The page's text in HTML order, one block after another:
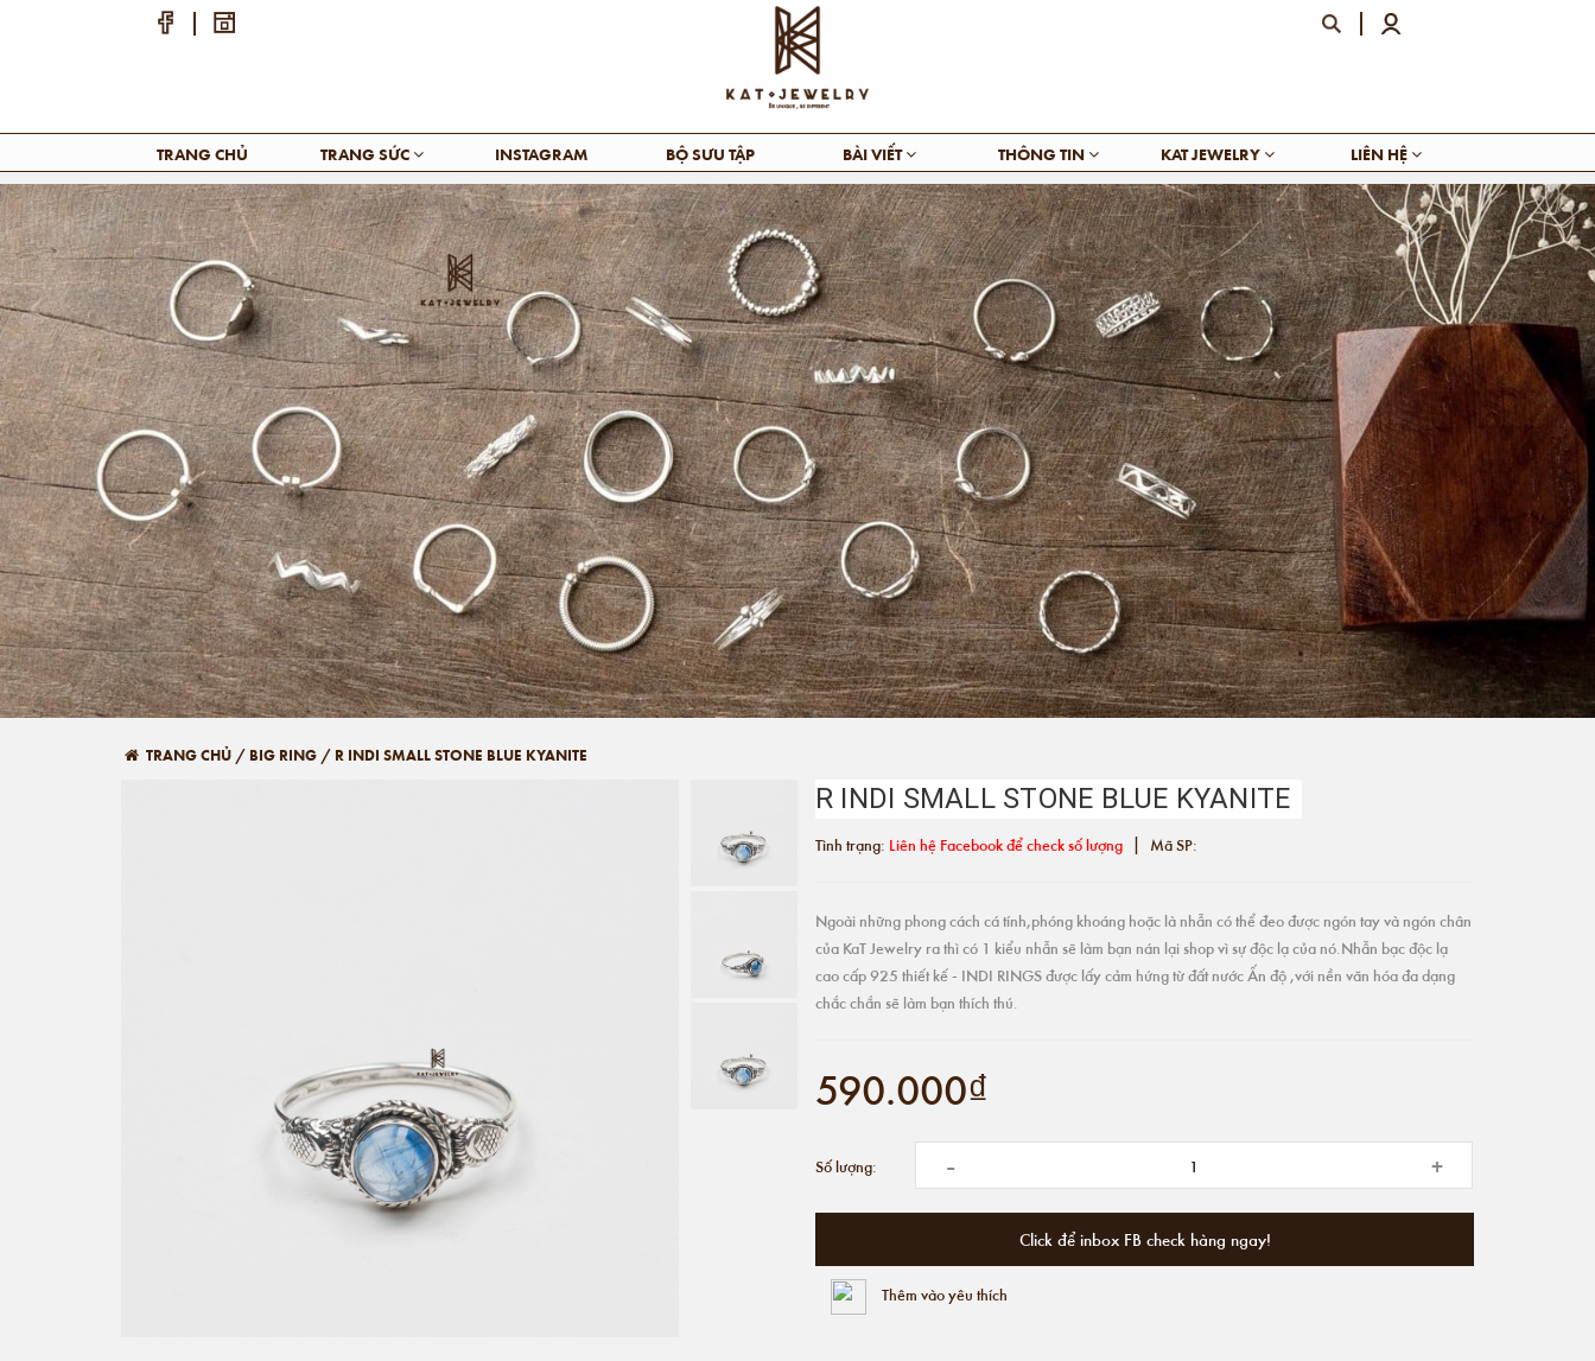
TRANG CHỦ TRANG SỨC INSTAGRAM BỘ SƯU TẬP BÀI VIẾT THÔNG TIN KAT JEWELRY LIÊN HỆ
TRANG CHỦ / BIG RING / R INDI SMALL STONE BLUE KYANITE
R INDI SMALL STONE BLUE KYANITE
Tình trạng: Liên hệ Facebook để check số lượng | Mã SP:
Ngoài những phong cách cá tính,phóng khoáng hoặc là nhẫn có thể đeo được ngón tay và ngón chân
của KaT Jewelry ra thì có 1 kiểu nhẫn sẽ làm bạn nán lại shop vì sự độc lạ của nó.Nhẫn bạc độc lạ
cao cấp 925 thiết kế - INDI RINGS được lấy cảm hứng từ đất nước Ấn độ ,với nền văn hóa đa dạng
chắc chắn sẽ làm bạn thích thú.
590.000₫
Số lượng: - +
Click để inbox FB check hàng ngay!
Thêm vào yêu thích